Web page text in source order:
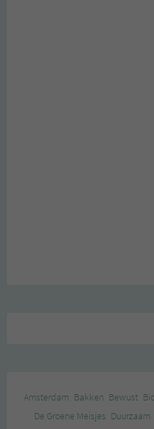
Amsterdam Bakken Bewust
De Groene Meisjes Duurzaam